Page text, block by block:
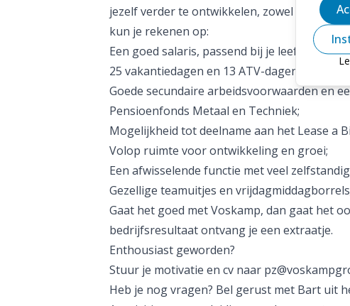
jezelf verder te ontwikkelen, zowel
kun je rekenen op:
Een goed salaris, passend bij je leeftijd,
25 vakantiedagen en 13 ATV-dagen (bij
Goede secundaire arbeidsvoorwaarden en
Pensioenfonds Metaal en Techniek;
Mogelijkheid tot deelname aan het Lease a
Volop ruimte voor ontwikkeling en groei;
Een afwisselende functie met veel
Gezellige teamuitjes en
Gaat het goed met Voskamp, dan gaat het
bedrijfsresultaat ontvang je een extraatje.
Enthousiast geworden?
Stuur je motivatie en cv naar
Heb je nog vragen? Bel gerust met Bart uit